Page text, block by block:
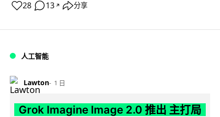
28 13 ↗ 分享
人工智能
Lawton 1 日
Grok Imagine Image 2.0 推出 主打局